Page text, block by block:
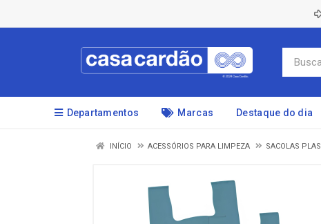
Departamentos Marcas Destaque do dia
INÍCIO ACESSÓRIOS PARA LIMPEZA SACOLAS